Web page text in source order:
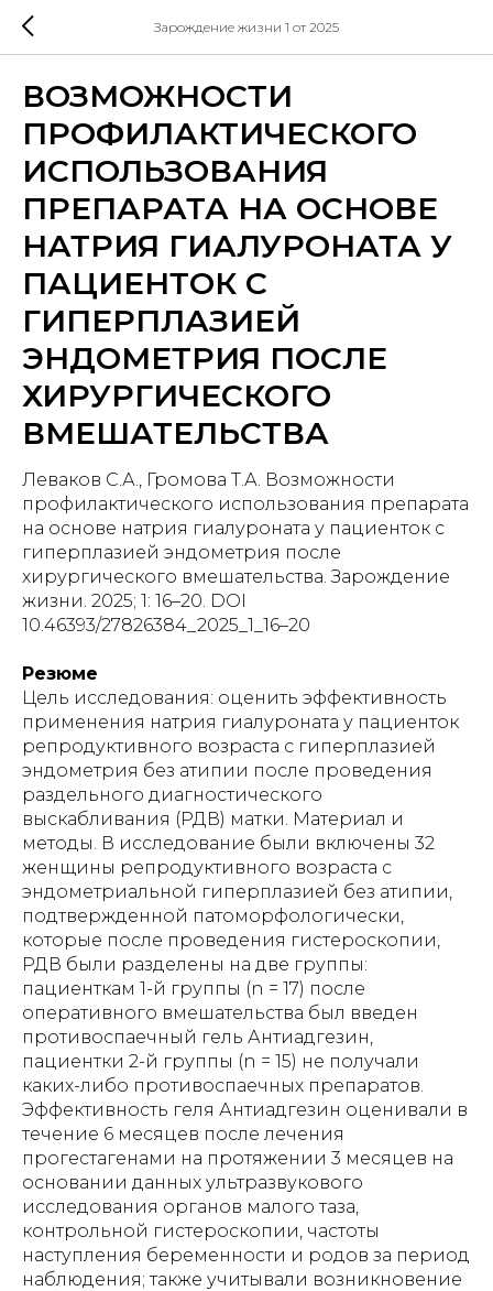
Зарождение жизни 1 от 2025
ВОЗМОЖНОСТИ
ПРОФИЛАКТИЧЕСКОГО
ИСПОЛЬЗОВАНИЯ
ПРЕПАРАТА НА ОСНОВЕ
НАТРИЯ ГИАЛУРОНАТА У
ПАЦИЕНТОК С
ГИПЕРПЛАЗИЕЙ
ЭНДОМЕТРИЯ ПОСЛЕ
ХИРУРГИЧЕСКОГО
ВМЕШАТЕЛЬСТВА
Леваков С.А., Громова Т.А. Возможности
профилактического использования препарата
на основе натрия гиалуроната у пациенток с
гиперплазией эндометрия после
хирургического вмешательства. Зарождение
жизни. 2025; 1: 16–20. DOI
10.46393/27826384_2025_1_16–20
Резюме
Цель исследования: оценить эффективность
применения натрия гиалуроната у пациенток
репродуктивного возраста с гиперплазией
эндометрия без атипии после проведения
раздельного диагностического
выскабливания (РДВ) матки. Материал и
методы. В исследование были включены 32
женщины репродуктивного возраста с
эндометриальной гиперплазией без атипии,
подтвержденной патоморфологически,
которые после проведения гистероскопии,
РДВ были разделены на две группы:
пациенткам 1-й группы (n = 17) после
оперативного вмешательства был введен
противоспаечный гель Антиадгезин,
пациентки 2-й группы (n = 15) не получали
каких-либо противоспаечных препаратов.
Эффективность геля Антиадгезин оценивали в
течение 6 месяцев после лечения
прогестагенами на протяжении 3 месяцев на
основании данных ультразвукового
исследования органов малого таза,
контрольной гистероскопии, частоты
наступления беременности и родов за период
наблюдения; также учитывали возникновение